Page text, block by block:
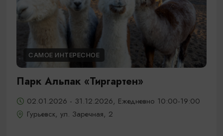
САМОЕ ИНТЕРЕСНОЕ
Парк Альпак «Тиргартен»
02.01.2026 - 31.12.2026, Ежедневно 10:00-19:00
Гурьевск, ул. Заречная, 2